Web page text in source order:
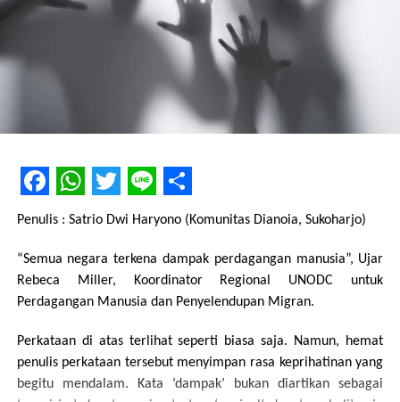
Facebook
WhatsApp
Twitter
LineShare
Penulis : Satrio Dwi Haryono (Komunitas Dianoia, Sukoharjo)
“Semua negara terkena dampak perdagangan manusia”, Ujar
Rebeca Miller, Koordinator Regional UNODC untuk
Perdagangan Manusia dan Penyelendupan Migran.
Perkataan di atas terlihat seperti biasa saja. Namun, hemat
penulis perkataan tersebut menyimpan rasa keprihatinan yang
begitu mendalam. Kata ‘dampak’ bukan diartikan sebagai